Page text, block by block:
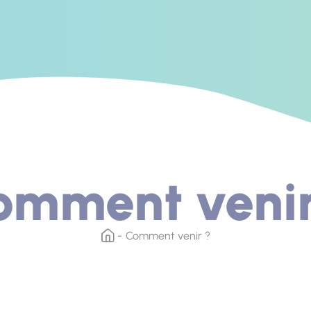
Comment venir ?